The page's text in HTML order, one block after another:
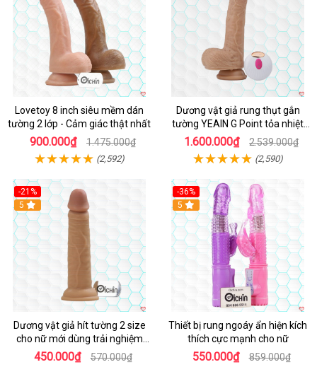
Lovetoy 8 inch siêu mềm dán
tường 2 lớp - Cảm giác thật nhất
900.000₫ 1.475.000₫
(2,592)
Dương vật giả rung thụt gắn
tường YEAIN G Point tỏa nhiệt
điều khiển từ xa
1.600.000₫ 2.539.000₫
(2,590)
-21%
Hot
5
Dương vật giả hít tường 2 size
cho nữ mới dùng trải nghiệm
thật
450.000₫ 570.000₫
-36%
Hot
5
Thiết bị rung ngoáy ẩn hiện kích
thích cực mạnh cho nữ
550.000₫ 859.000₫